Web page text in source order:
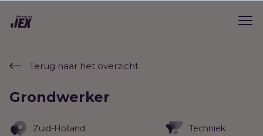
Terug naar het overzicht
Grondwerker
Zuid-Holland Techniek